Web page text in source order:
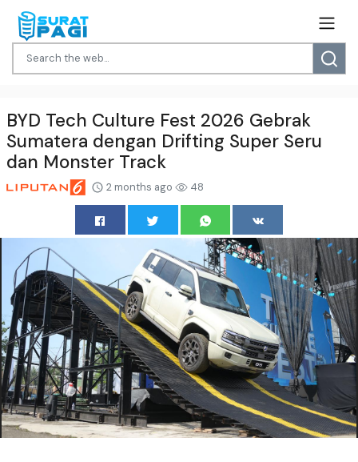
BYD Tech Culture Fest 2026 Gebrak
Sumatera dengan Drifting Super Seru
dan Monster Track
2 months ago 48